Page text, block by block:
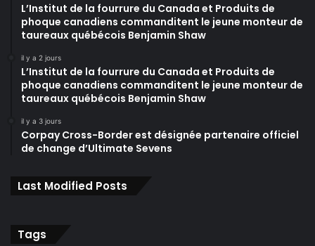
L’Institut de la fourrure du Canada et Produits de
phoque canadiens commanditent le jeune monteur de
taureaux québécois Benjamin Shaw
il y a 2 jours
L’Institut de la fourrure du Canada et Produits de
phoque canadiens commanditent le jeune monteur de
taureaux québécois Benjamin Shaw
il y a 3 jours
Corpay Cross-Border est désignée partenaire officiel
de change d’Ultimate Sevens
Last Modified Posts
Tags